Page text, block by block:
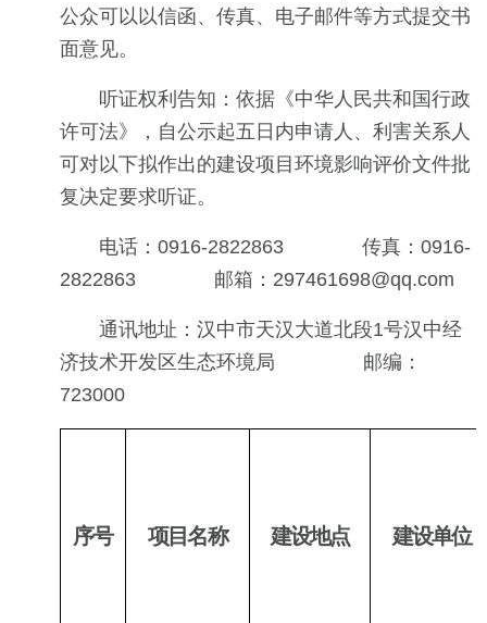
公众可以以信函、传真、电子邮件等方式提交书
面意见。
听证权利告知：依据《中华人民共和国行政
许可法》，自公示起五日内申请人、利害关系人
可对以下拟作出的建设项目环境影响评价文件批
复决定要求听证。
电话：0916-2822863 传真：0916-
2822863 邮箱：297461698@qq.com
通讯地址：汉中市天汉大道北段1号汉中经
济技术开发区生态环境局 邮编：
723000
序号 项目名称 建设地点 建设单位